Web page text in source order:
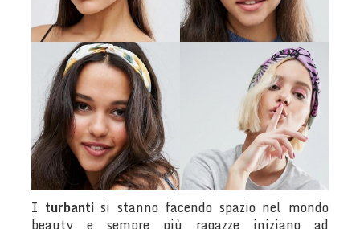
I turbantisi stanno facendo spazio nel mondo